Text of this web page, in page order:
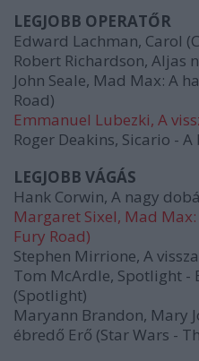
LEGJOBB OPERATŐR
Edward Lachman, Carol
Robert Richardson, Aljas
John Seale, Mad Max: A
Road)
Emmanuel Lubezki, A
Roger Deakins, Sicario -
LEGJOBB VÁGÁS
Hank Corwin, A nagy
Margaret Sixel, Mad
Fury Road)
Stephen Mirrione, A
Tom McArdle, Spotlight -
(Spotlight)
Maryann Brandon, Mary
ébredő Erő (Star Wars -